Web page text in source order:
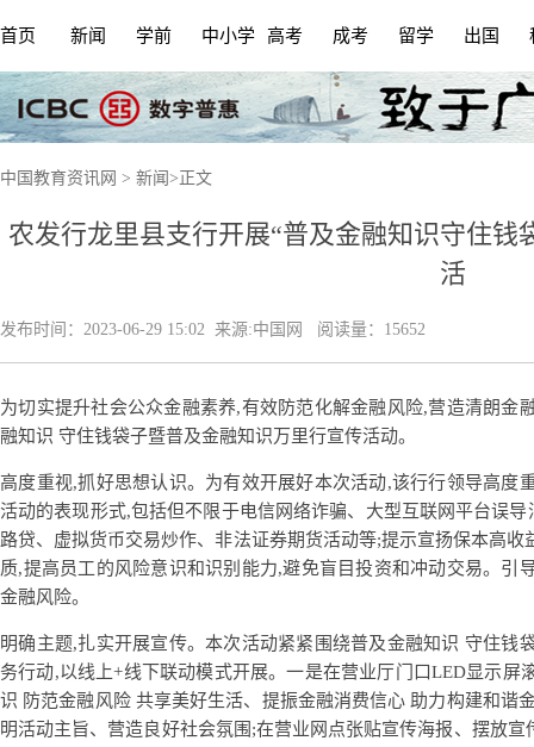
首页 新闻 学前 中小学 高考 成考 留学 出国
中国教育资讯网 > 新闻 > 正文
农发行龙里县支行开展“普及金融知识守住钱
活
发布时间： 2023-06-29 15:02 来源:中国网 阅读量：15652
为切实提升社会公众金融素养,有效防范化解金融风险,营造清朗金
融知识 守住钱袋子暨普及金融知识万里行宣传活动。
高度重视,抓好思想认识。为有效开展好本次活动,该行行领导高度
活动的表现形式,包括但不限于电信网络诈骗、大型互联网平台误
路贷、虚拟货币交易炒作、非法证券期货活动等;提示宣扬保本高
质,提高员工的风险意识和识别能力,避免盲目投资和冲动交易。引
金融风险。
明确主题,扎实开展宣传。本次活动紧紧围绕普及金融知识 守住钱
务行动,以线上+线下联动模式开展。一是在营业厅门口LED显示屏
识 防范金融风险 共享美好生活、提振金融消费信心 助力构建和谐
明活动主旨、营造良好社会氛围;在营业网点张贴宣传海报、摆放